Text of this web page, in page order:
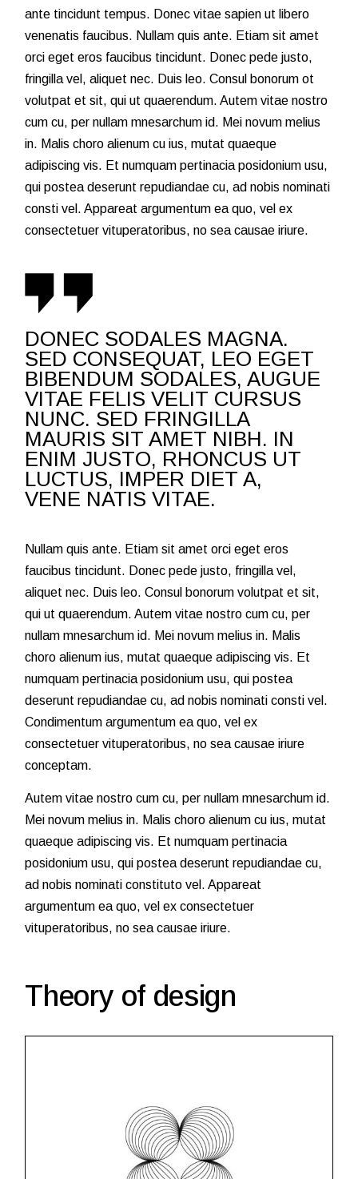
ante tincidunt tempus. Donec vitae sapien ut libero
venenatis faucibus. Nullam quis ante. Etiam sit amet
orci eget eros faucibus tincidunt. Donec pede justo,
fringilla vel, aliquet nec. Duis leo. Consul bonorum ot
volutpat et sit, qui ut quaerendum. Autem vitae nostro
cum cu, per nullam mnesarchum id. Mei novum melius
in. Malis choro alienum cu ius, mutat quaeque
adipiscing vis. Et numquam pertinacia posidonium usu,
qui postea deserunt repudiandae cu, ad nobis nominati
consti vel. Appareat argumentum ea quo, vel ex
consectetuer vituperatoribus, no sea causae iriure.
DONEC SODALES MAGNA.
SED CONSEQUAT, LEO EGET
BIBENDUM SODALES, AUGUE
VITAE FELIS VELIT CURSUS
NUNC. SED FRINGILLA
MAURIS SIT AMET NIBH. IN
ENIM JUSTO, RHONCUS UT
LUCTUS, IMPER DIET A,
VENE NATIS VITAE.
Nullam quis ante. Etiam sit amet orci eget eros
faucibus tincidunt. Donec pede justo, fringilla vel,
aliquet nec. Duis leo. Consul bonorum volutpat et sit,
qui ut quaerendum. Autem vitae nostro cum cu, per
nullam mnesarchum id. Mei novum melius in. Malis
choro alienum ius, mutat quaeque adipiscing vis. Et
numquam pertinacia posidonium usu, qui postea
deserunt repudiandae cu, ad nobis nominati consti vel.
Condimentum argumentum ea quo, vel ex
consectetuer vituperatoribus, no sea causae iriure
conceptam.
Autem vitae nostro cum cu, per nullam mnesarchum id.
Mei novum melius in. Malis choro alienum cu ius, mutat
quaeque adipiscing vis. Et numquam pertinacia
posidonium usu, qui postea deserunt repudiandae cu,
ad nobis nominati constituto vel. Appareat
argumentum ea quo, vel ex consectetuer
vituperatoribus, no sea causae iriure.
Theory of design